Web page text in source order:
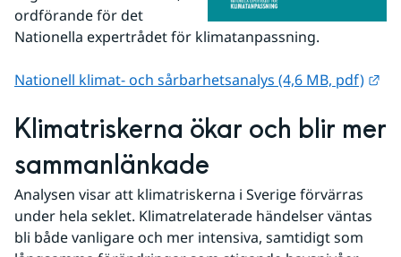
ordförande för det
Nationella expertrådet för klimatanpassning.
Nationell klimat- och sårbarhetsanalys (4,6 MB, pdf)
Klimatriskerna ökar och blir mer
sammanlänkade
Analysen visar att klimatriskerna i Sverige förvärras
under hela seklet. Klimatrelaterade händelser väntas
bli både vanligare och mer intensiva, samtidigt som